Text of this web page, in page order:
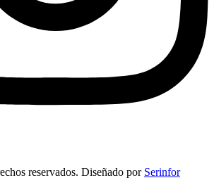
reservados. Diseñado por Serinfor